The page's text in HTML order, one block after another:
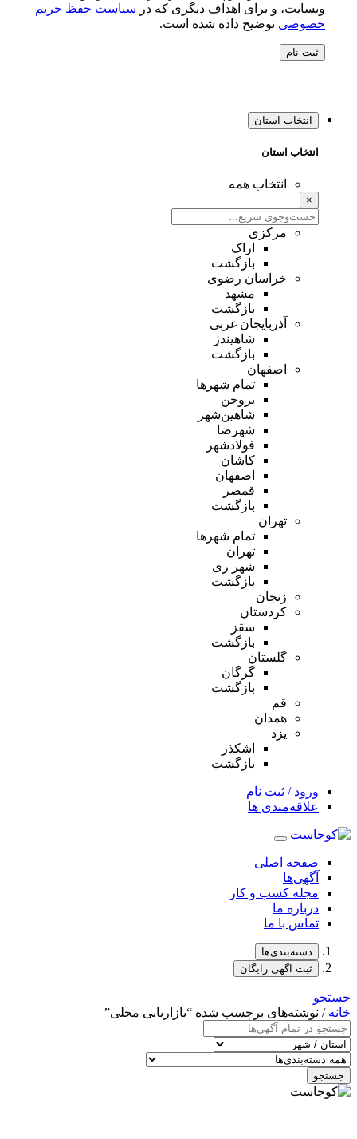
وبسایت، و برای اهداف دیگری که در سیاست حفظ حریم
خصوصی توضیح داده شده است.
ثبت نام
انتخاب استان
انتخاب استان
انتخاب همه
×
مرکزی
اراک
بازگشت
خراسان رضوی
مشهد
بازگشت
آذربایجان غربی
شاهیندژ
بازگشت
اصفهان
تمام شهر‌ها
بروجن
شاهین‌شهر
شهرضا
فولادشهر
کاشان
اصفهان
قمصر
بازگشت
تهران
تمام شهر‌ها
تهران
شهر ری
بازگشت
زنجان
کردستان
سقز
بازگشت
گلستان
گرگان
بازگشت
قم
همدان
یزد
اشکذر
بازگشت
ورود / ثبت نام
علاقه‌مندی ها
صفحه اصلی
آگهی‌ها
مجله کسب و کار
درباره ما
تماس با ما
دسته‌بندی‌ها
ثبت اگهی رایگان
جستجو
خانه / نوشته‌های برچسب شده “بازاریابی محلی”
جستجو